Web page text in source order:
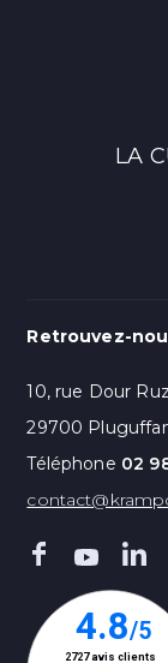
LA
Retrouvez-
10, rue Dour
29700
Téléphone 02